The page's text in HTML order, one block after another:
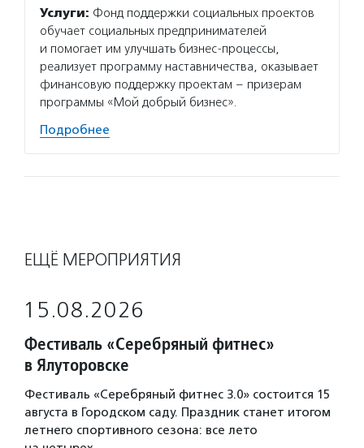
Услуги: Фонд поддержки социальных проектов
обучает социальных предпринимателей
и помогает им улучшать бизнес-процессы,
реализует программу наставничества, оказывает
финансовую поддержку проектам – призерам
программы «Мой добрый бизнес».
Подробнее
ЕЩЁ МЕРОПРИЯТИЯ
15.08.2026
Фестиваль «Серебряный фитнес»
в Ялуторовске
Фестиваль «Серебряный фитнес 3.0» состоится 15
августа в Городском саду. Праздник станет итогом
летнего спортивного сезона: все лето